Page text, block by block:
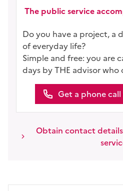
The public service
Do you have a project, a
of everyday life?
Simple and free: you are
days by THE advisor who
Get a phone
Obtain contact